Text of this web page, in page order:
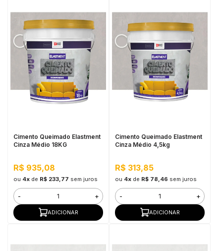
Cimento Queimado Elastment
Cinza Médio 18KG
R$ 935,08
ou 4xde R$ 233,77 sem juros
- +
ADICIONAR
Cimento Queimado Elastment
Cinza Médio 4,5kg
R$ 313,85
ou 4xde R$ 78,46 sem juros
- +
ADICIONAR